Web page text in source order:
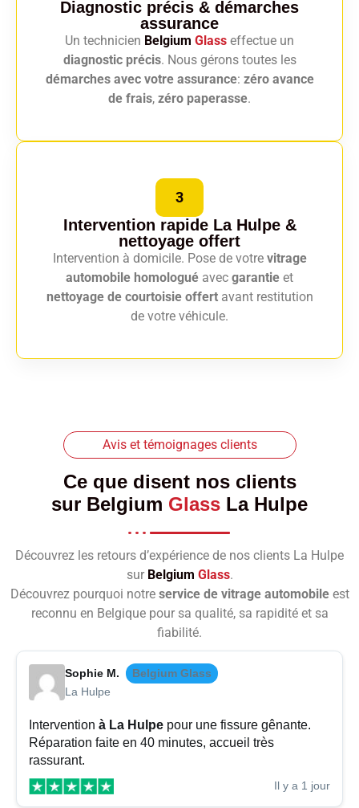
Diagnostic précis & démarches
assurance
Un technicien Belgium Glass effectue un
diagnostic précis. Nous gérons toutes les
démarches avec votre assurance: zéro avance
de frais, zéro paperasse.
3
Intervention rapide La Hulpe &
nettoyage offert
Intervention à domicile. Pose de votre vitrage
automobile homologué avec garantie et
nettoyage de courtoisie offertavant restitution
de votre véhicule.
Avis et témoignages clients
Ce que disent nos clients
sur Belgium Glass La Hulpe
Découvrez les retours d’expérience de nos clients La Hulpe
sur Belgium Glass.
Découvrez pourquoi notre service de vitrage automobileest
reconnu en Belgique pour sa qualité, sa rapidité et sa
fiabilité.
Sophie M.
Belgium Glass
La Hulpe
Intervention à La Hulpe pour une fissure gênante.
Réparation faite en 40 minutes, accueil très
rassurant.
Il y a 1 jour